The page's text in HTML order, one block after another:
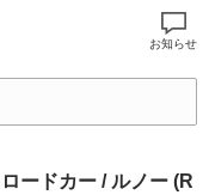
お知らせ
ードカー / ルノー (R